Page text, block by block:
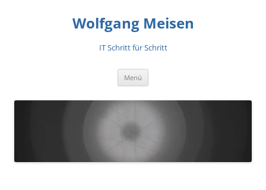
Wolfgang Meisen
IT Schritt für Schritt
Menü